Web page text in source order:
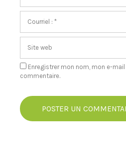
Enregistrer mon nom, mon e-
commentaire.